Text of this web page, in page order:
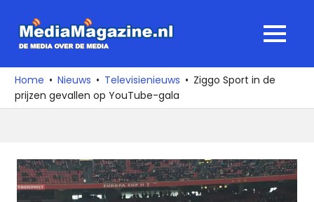
naar
media
over
de
MENU
Home Nieuws Televisienieuws
Ziggo Sport in de
prijzen gevallen op YouTube-gala